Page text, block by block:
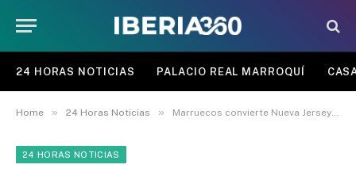
24 HORAS NOTICIAS PALACIO REAL MARROQUÍ
Home » 24 Horas Noticias » Marruecos convierte Nueva Jersey en su cuartel estratégico para el Mundial 2026
24 HORAS NOTICIAS